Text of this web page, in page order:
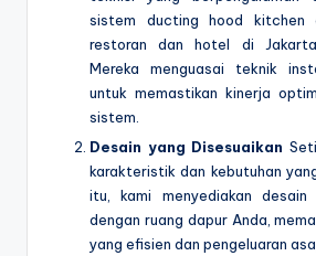
sistem ducting hood kitchen
restoran dan hotel di Jakarta
Mereka menguasai teknik
untuk memastikan kinerja
sistem.
Desain yang Disesuaikan
karakteristik dan kebutuhan
itu, kami menyediakan desain
dengan ruang dapur Anda,
yang efisien dan pengeluaran